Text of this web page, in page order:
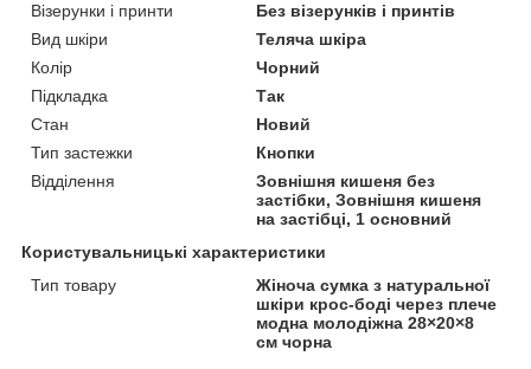
Візерунки і принти
Без візерунків і принтів
Вид шкіри
Теляча шкіра
Колір
Чорний
Підкладка
Так
Стан
Новий
Тип застежки
Кнопки
Відділення
Зовнішня кишеня без
застібки, Зовнішня кишеня
на застібці, 1 основний
Користувальницькі характеристики
Тип товару
Жіноча сумка з натуральної
шкіри крос-боді через плече
модна молодіжна 28×20×8
см чорна